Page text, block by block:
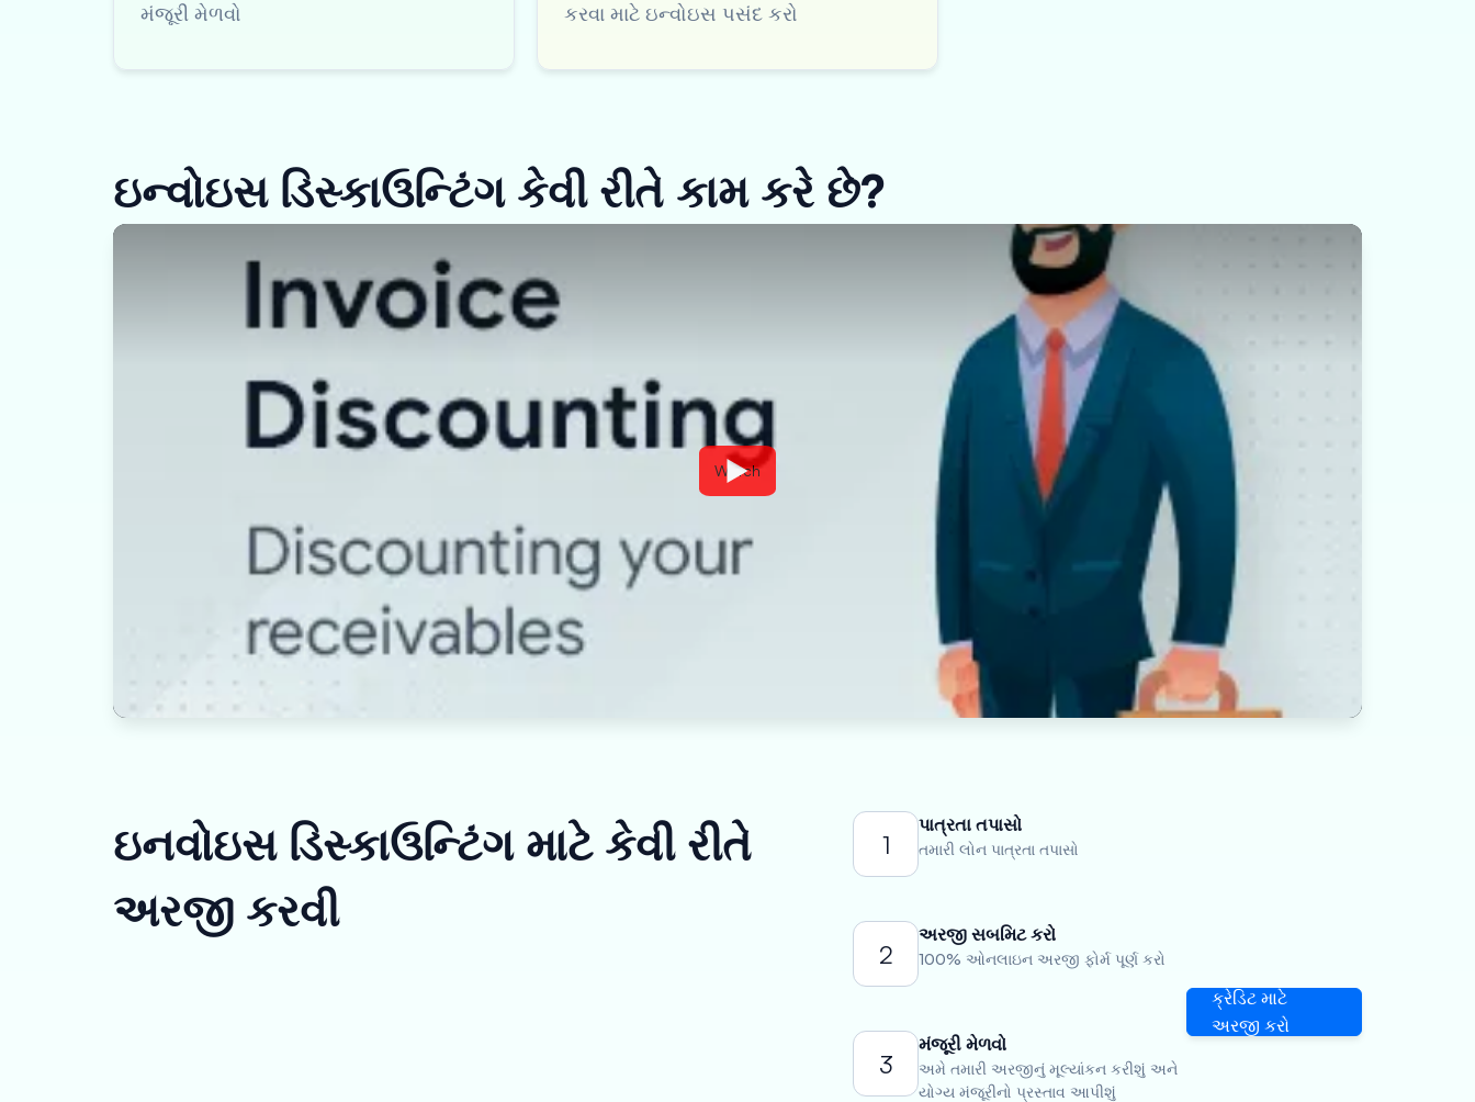
મંજૂરી મેળવો
કરવા માટે ઇન્વોઇસ પસંદ કરો
ઇન્વોઇસ ડિસ્કાઉન્ટિંગ કેવી રીતે કામ કરે છે?
Watch
ઇનવોઇસ ડિસ્કાઉન્ટિંગ માટે કેવી રીતે
અરજી કરવી
1
પાત્રતા તપાસો
તમારી લોન પાત્રતા તપાસો
2
અરજી સબમિટ કરો
100% ઓનલાઇન અરજી ફોર્મ પૂર્ણ કરો
3
મંજૂરી મેળવો
અમે તમારી અરજીનું મૂલ્યાંકન કરીશું અને
યોગ્ય મંજૂરીનો પ્રસ્તાવ આપીશું
ક્રેડિટ માટે
અરજી કરો